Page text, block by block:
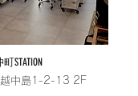
STATION
中島1-2-13 2F